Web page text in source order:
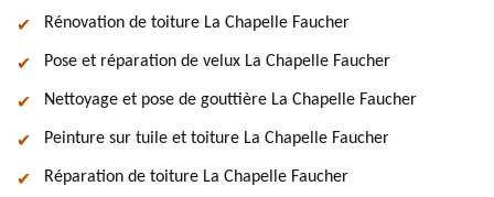
Rénovation de toiture La Chapelle Faucher
Pose et réparation de velux La Chapelle Faucher
Nettoyage et pose de gouttière La Chapelle Faucher
Peinture sur tuile et toiture La Chapelle Faucher
Réparation de toiture La Chapelle Faucher